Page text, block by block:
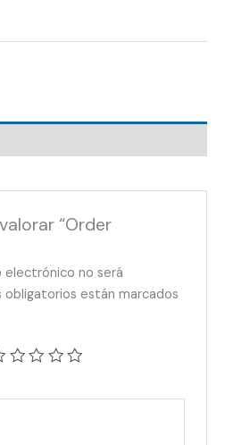
“Order
electrónico no será
obligatorios están marcados